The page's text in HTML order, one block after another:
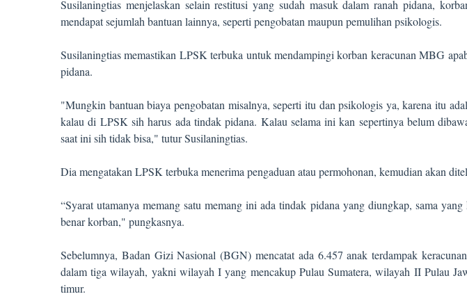
Susilaningtias menjelaskan selain restitusi yang sudah masuk dalam ranah pidana,
mendapat sejumlah bantuan lainnya, seperti pengobatan maupun pemulihan psikologis.
Susilaningtias memastikan LPSK terbuka untuk mendampingi korban keracunan MBG
pidana.
"Mungkin bantuan biaya pengobatan misalnya, seperti itu dan psikologis ya, karena itu
kalau di LPSK sih harus ada tindak pidana. Kalau selama ini kan sepertinya belum
saat ini sih tidak bisa," tutur Susilaningtias.
Dia mengatakan LPSK terbuka menerima pengaduan atau permohonan, kemudian akan
“Syarat utamanya memang satu memang ini ada tindak pidana yang diungkap, sama yang
benar korban," pungkasnya.
Sebelumnya, Badan Gizi Nasional (BGN) mencatat ada 6.457 anak terdampak
dalam tiga wilayah, yakni wilayah I yang mencakup Pulau Sumatera, wilayah II Pulau
timur.